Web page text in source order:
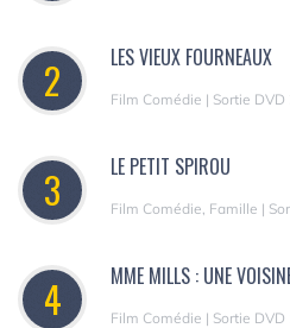
2 LES VIEUX FOURNEAUX
Film Comédie | Sortie
3 LE PETIT SPIROU
Film Comédie, Famille |
4 MME MILLS : UNE
Film Comédie | Sortie